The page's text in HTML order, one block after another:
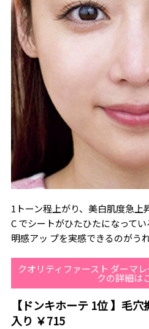
1トーン程上がり、美白肌度急
C でシートがひたひたになって
明感アッ プを実感できるのがう
クオリティファースト ダーマ
クの詳細は
【ドンキホーテ1位 】毛穴
入り ￥715